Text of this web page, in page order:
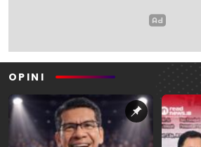
OPINI